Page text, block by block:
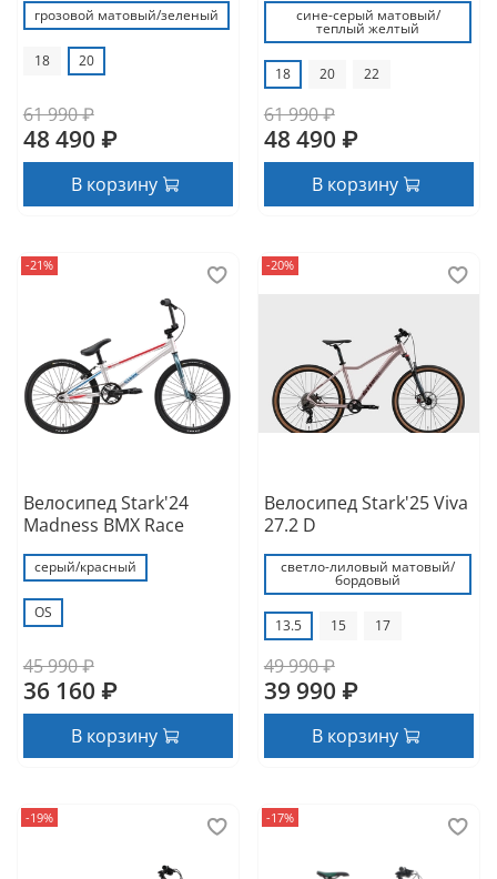
грозовой матовый/зеленый
18 20
61 990 ₽
48 490 ₽
В корзину
сине-серый матовый/
теплый желтый
18 20 22
61 990 ₽
48 490 ₽
В корзину
-21%
Велосипед Stark'24
Madness BMX Race
серый/красный
OS
45 990 ₽
36 160 ₽
В корзину
-20%
Велосипед Stark'25 Viva
27.2 D
светло-лиловый матовый/
бордовый
13.5 15 17
49 990 ₽
39 990 ₽
В корзину
-19% -17%